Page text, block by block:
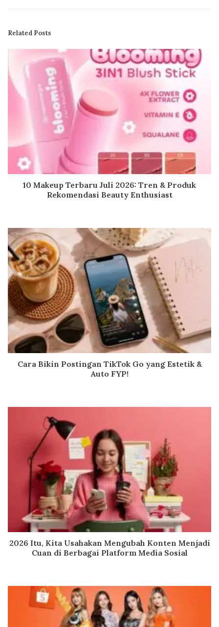
Related Posts
10 Makeup Terbaru Juli 2026: Tren & Produk
Rekomendasi Beauty Enthusiast
Cara Bikin Postingan TikTok Go yang Estetik &
Auto FYP!
2026 Itu, Kita Usahakan Mengubah Konten Menjadi
Cuan di Berbagai Platform Media Sosial